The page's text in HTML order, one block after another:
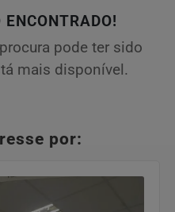
pode ter sido
mais disponível.
por: